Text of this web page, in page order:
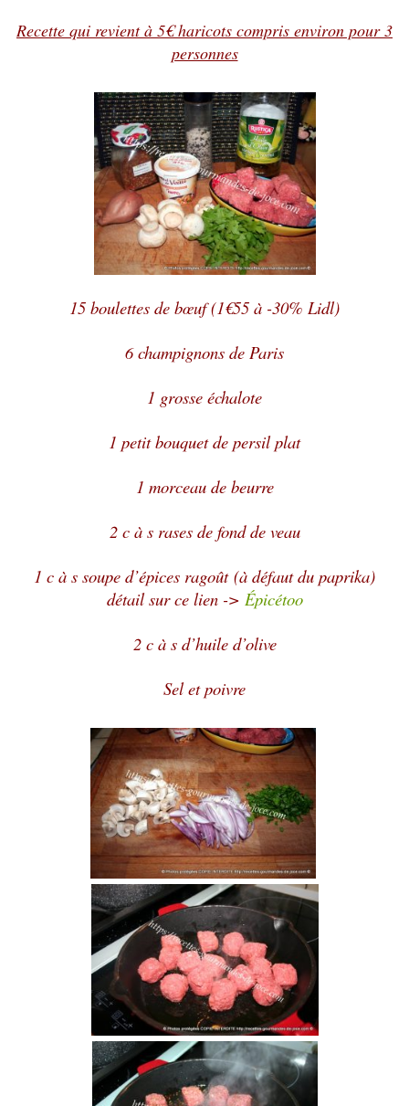
Recette qui revient à 5€ haricots compris environ pour 3
personnes
15 boulettes de bœuf (1€55 à -30% Lidl)
6 champignons de Paris
1 grosse échalote
1 petit bouquet de persil plat
1 morceau de beurre
2 c à s rases de fond de veau
1 c à s soupe d’épices ragoût (à défaut du paprika)
détail sur ce lien -> Épicétoo
2 c à s d’huile d’olive
Sel et poivre